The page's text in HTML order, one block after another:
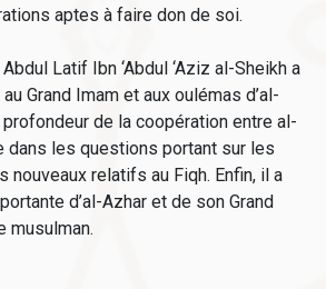
aptes à faire don de soi.
Latif Ibn ‘Abdul ‘Aziz al-Sheikh a
Grand Imam et aux oulémas d’al-
de la coopération entre al-
dans les questions portant sur les
relatifs au Fiqh. Enfin, il a
d’al-Azhar et de son Grand
musulman.